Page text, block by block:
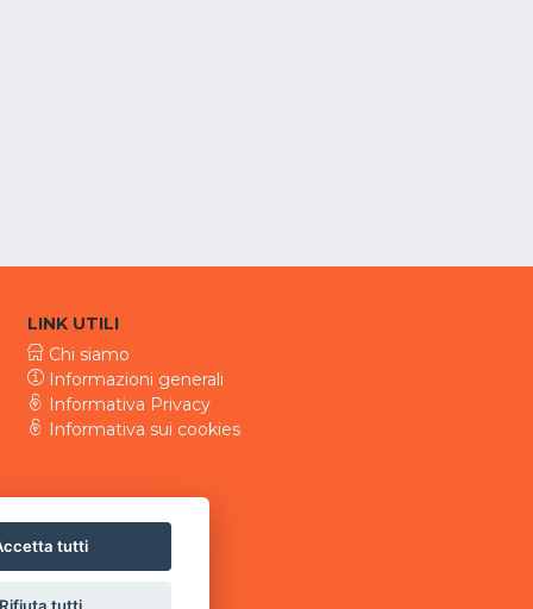
LINK UTILI
Chi siamo
Informazioni generali
Informativa Privacy
Informativa sui cookies
tutti
tutti